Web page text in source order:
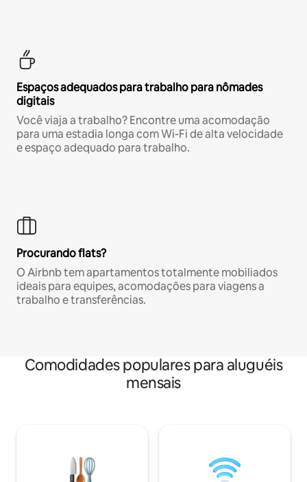
Espaços adequados para trabalho para nômades
digitais
Você viaja a trabalho? Encontre uma acomodação
para uma estadia longa com Wi-Fi de alta velocidade
e espaço adequado para trabalho.
Procurando flats?
O Airbnb tem apartamentos totalmente mobiliados
ideais para equipes, acomodações para viagens a
trabalho e transferências.
Comodidades populares para aluguéis
mensais